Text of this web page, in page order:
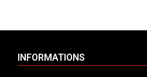
INFORMATIONS